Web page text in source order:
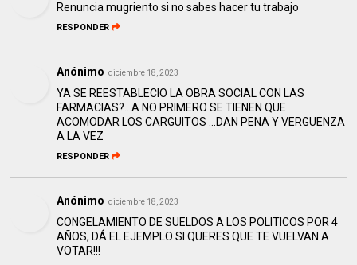
Renuncia mugriento si no sabes hacer tu trabajo
RESPONDER
Anónimo diciembre 18, 2023
YA SE REESTABLECIO LA OBRA SOCIAL CON LAS
FARMACIAS?...A NO PRIMERO SE TIENEN QUE
ACOMODAR LOS CARGUITOS ...DAN PENA Y VERGUENZA
A LA VEZ
RESPONDER
Anónimo diciembre 18, 2023
CONGELAMIENTO DE SUELDOS A LOS POLITICOS POR 4
AÑOS, DÁ EL EJEMPLO SI QUERES QUE TE VUELVAN A
VOTAR!!!